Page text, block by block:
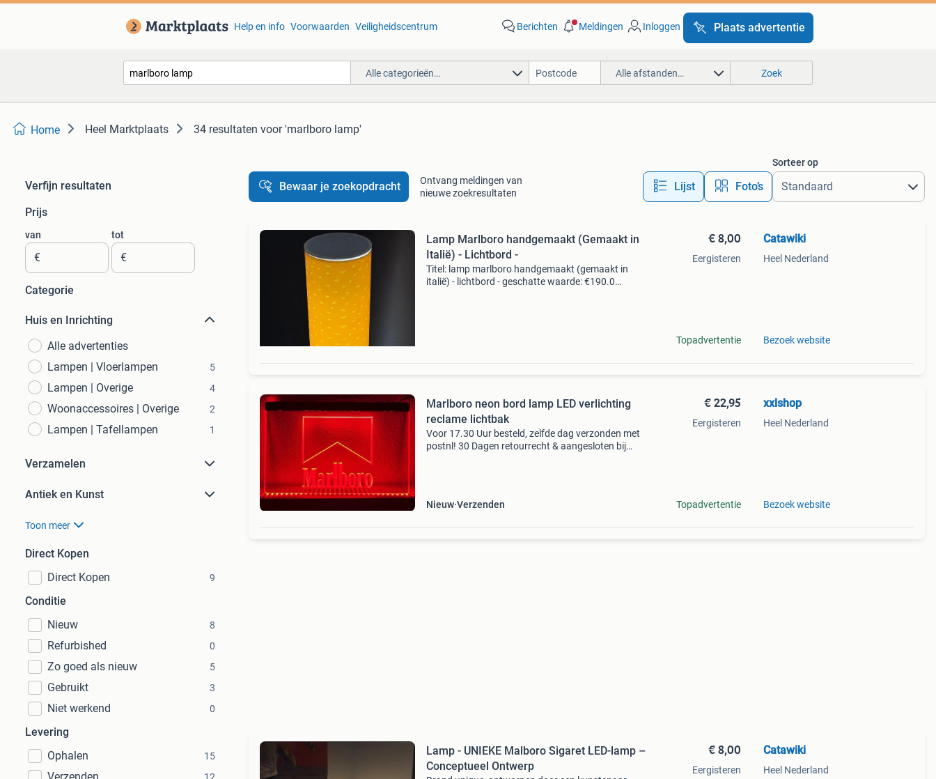
Help en info Voorwaarden Veiligheidscentrum Berichten Meldingen Inloggen Plaats advertentie
Alle categorieën… Alle afstanden… Zoek
Home Heel Marktplaats 34 resultaten voor 'marlboro lamp'
Verfijn resultaten
Prijs
van
€
tot
€
Categorie
Huis en Inrichting
Alle advertenties
Lampen | Vloerlampen
5
Lampen | Overige 4
Woonaccessoires | Overige 2
Lampen | Tafellampen 1
Verzamelen
Antiek en Kunst
Toon meer
Direct Kopen
Direct Kopen
9
Conditie
Nieuw
8
Refurbished 0
Zo goed als nieuw 5
Gebruikt 3
Niet werkend 0
Levering
Ophalen
15
Bewaar je zoekopdracht
Ontvang meldingen van
nieuwe zoekresultaten
Lijst Foto’s
Sorteer op
Lamp Marlboro handgemaakt (Gemaakt in
Italië) - Lichtbord -
Titel: lamp marlboro handgemaakt (gemaakt in
italië) - lichtbord - geschatte waarde: €190.0
€ 8,00
Eergisteren
Topadvertentie
Catawiki
Heel Nederland
Bezoek website
Marlboro neon bord lamp LED verlichting
reclame lichtbak
Voor 17.30 Uur besteld, zelfde dag verzonden met
postnl! 30 Dagen retourrecht & aangesloten bij
Nieuw Verzenden
€ 22,95
Eergisteren
Topadvertentie
xxlshop
Heel Nederland
Bezoek website
Lamp - UNIEKE Malboro Sigaret LED-lamp –
Conceptueel Ontwerp
€ 8,00
Eergisteren
Catawiki
Heel Nederland